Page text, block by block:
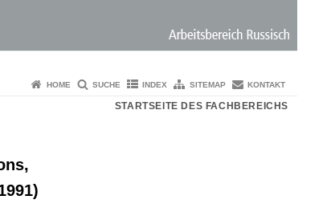
HOME SUCHE INDEX SITEMAP KONTAKT
STARTSEITE DES FACHBEREICHS